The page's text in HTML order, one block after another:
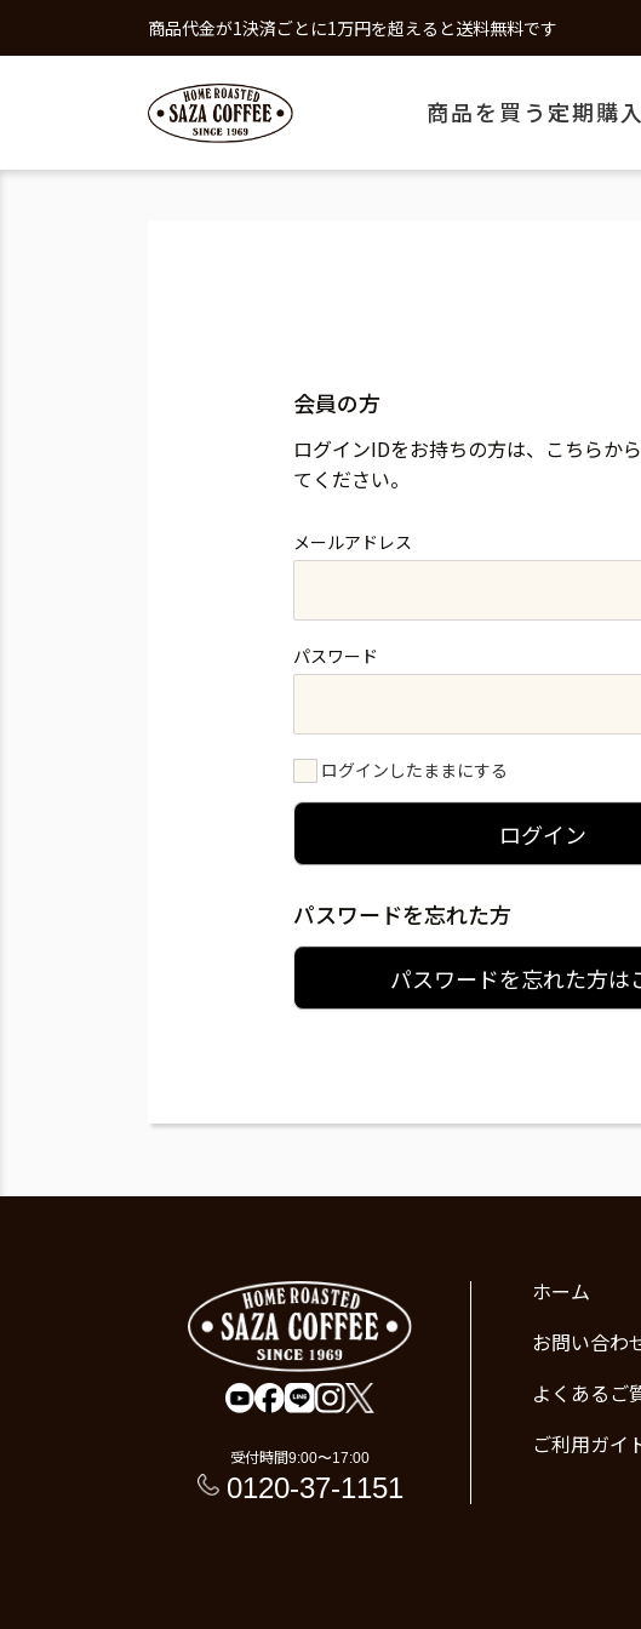
商品代金が1決済ごとに1万円を超えると送料無料です
商品を買う 定期購入
会員の方
ログインIDをお持ちの方は、こちらか
てください。
メールアドレス
パスワード
ログインしたままにする
ログイン
パスワードを忘れた方
パスワードを忘れた方は
受付時間9:00〜17:00
0120-37-1151
ホーム
お問い合わ
よくあるご
ご利用ガイ